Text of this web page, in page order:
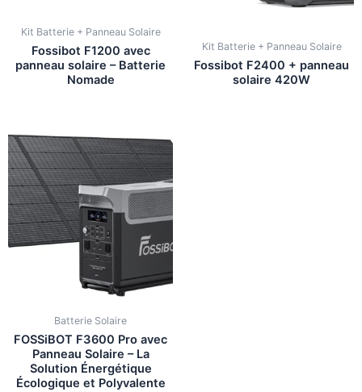
Kit Batterie + Panneau Solaire
Fossibot F1200 avec
panneau solaire – Batterie
Nomade
Kit Batterie + Panneau Solaire
Fossibot F2400 + panneau
solaire 420W
Batterie Solaire
FOSSiBOT F3600 Pro avec
Panneau Solaire – La
Solution Énergétique
Écologique et Polyvalente